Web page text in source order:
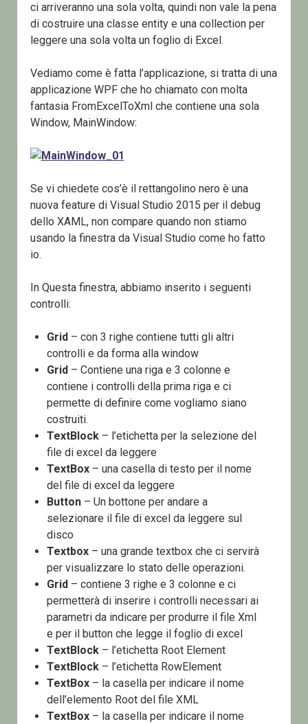
ci arriveranno una sola volta, quindi non vale la pena
di costruire una classe entity e una collection per
leggere una sola volta un foglio di Excel.
Vediamo come è fatta l’applicazione, si tratta di una
applicazione WPF che ho chiamato con molta
fantasia FromExcelToXml che contiene una sola
Window, MainWindow:
Se vi chiedete cos’è il rettangolino nero è una
nuova feature di Visual Studio 2015 per il debug
dello XAML, non compare quando non stiamo
usando la finestra da Visual Studio come ho fatto
io.
In Questa finestra, abbiamo inserito i seguenti
controlli:
Grid – con 3 righe contiene tutti gli altri
controlli e da forma alla window
Grid – Contiene una riga e 3 colonne e
contiene i controlli della prima riga e ci
permette di definire come vogliamo siano
costruiti.
TextBlock– l’etichetta per la selezione del
file di excel da leggere
TextBox– una casella di testo per il nome
del file di excel da leggere
Button– Un bottone per andare a
selezionare il file di excel da leggere sul
disco
Textbox– una grande textbox che ci servirà
per visualizzare lo stato delle operazioni.
Grid – contiene 3 righe e 3 colonne e ci
permetterà di inserire i controlli necessari ai
parametri da indicare per produrre il file Xml
e per il button che legge il foglio di excel
TextBlock– l’etichetta Root Element
TextBlock– l’etichetta RowElement
TextBox– la casella per indicare il nome
dell’elemento Root del file XML
TextBox– la casella per indicare il nome